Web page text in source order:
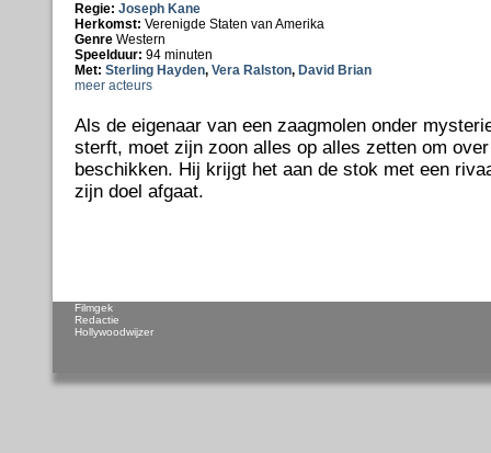
Regie: Joseph Kane
Herkomst: Verenigde Staten van Amerika
Genre Western
Speelduur: 94 minuten
Met: Sterling Hayden, Vera Ralston, David Brian
meer acteurs
Als de eigenaar van een zaagmolen onder
sterft, moet zijn zoon alles op alles zetten om
beschikken. Hij krijgt het aan de stok met een
zijn doel afgaat.
Filmgek
Redactie
Hollywoodwijzer